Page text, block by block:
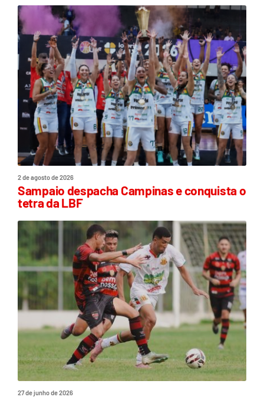
2 de agosto de 2026
Sampaio despacha Campinas e conquista o
tetra da LBF
27 de junho de 2026